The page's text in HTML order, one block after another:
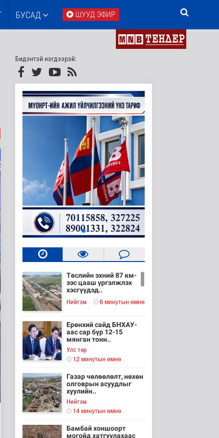
БУСАД ШУУД ЭФИР
Бидэнтэй нэгдээрэй:
Төслийн эхний 87 км-
ээс цааш үргэлжлэх
хэсгүүдэд..
Нийгэм 6 минутын өмнө
Ерөнхий сайд БНХАУ-
аас сар бүр 12-15
мянган тонн..
Улс төр
12 минутын өмнө
Газар чөлөөлөлт, нөхөн
олговрын асуудлыг
хуулийн..
Нийгэм
14 минутын өмнө
Бамбай хоншоорт
могойд хатгуулахаас